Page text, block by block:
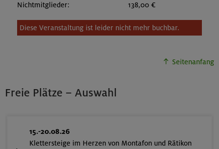
Nichtmitglieder:
138,00 €
Diese Veranstaltung ist leider nicht mehr buchbar.
Seitenanfang
Freie Plätze – Auswahl
15.-20.08.26
Klettersteige im Herzen von Montafon und Rätikon